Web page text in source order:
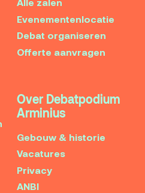
Alle zalen
Evenementenlocatie
Debat organiseren
Offerte aanvragen
Over Debatpodium
Arminius
Gebouw & historie
Vacatures
Privacy
ANBI